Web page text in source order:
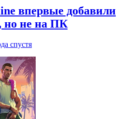
впервые добавили
но не на ПК
спустя